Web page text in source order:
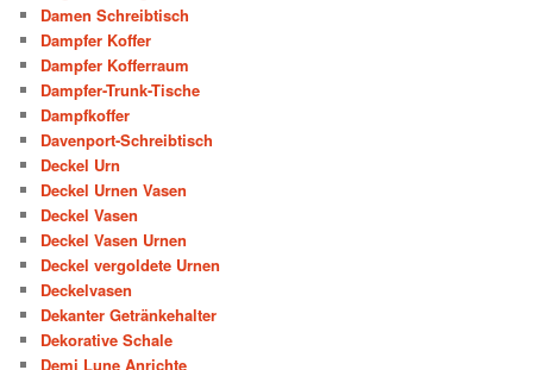
Damen Schreibtisch
Dampfer Koffer
Dampfer Kofferraum
Dampfer-Trunk-Tische
Dampfkoffer
Davenport-Schreibtisch
Deckel Urn
Deckel Urnen Vasen
Deckel Vasen
Deckel Vasen Urnen
Deckel vergoldete Urnen
Deckelvasen
Dekanter Getränkehalter
Dekorative Schale
Demi Lune Anrichte